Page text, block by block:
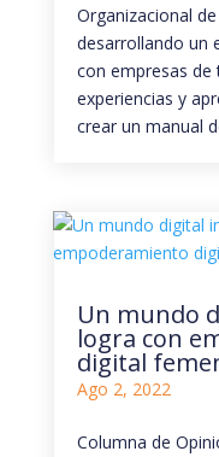
Organizacional
desarrollando un
con empresas
experiencias y
crear un manual
Un mundo
logra con
digital
Ago 2, 2022
Columna de